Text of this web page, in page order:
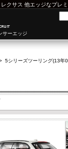
レクサス 他エッジなプレ
サーエッジ
5シリーズツーリング(13年